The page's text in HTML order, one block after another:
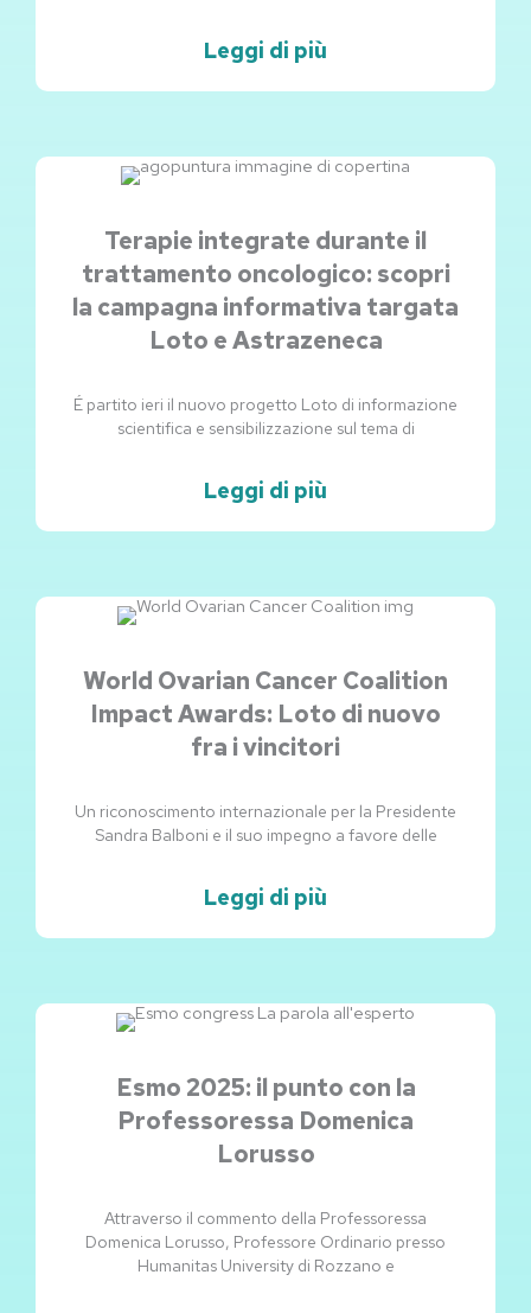
Leggi di più
Terapie integrate durante il
trattamento oncologico: scopri
la campagna informativa targata
Loto e Astrazeneca
É partito ieri il nuovo progetto Loto di informazione
scientifica e sensibilizzazione sul tema di
Leggi di più
World Ovarian Cancer Coalition
Impact Awards: Loto di nuovo
fra i vincitori
Un riconoscimento internazionale per la Presidente
Sandra Balboni e il suo impegno a favore delle
Leggi di più
Esmo 2025: il punto con la
Professoressa Domenica
Lorusso
Attraverso il commento della Professoressa
Domenica Lorusso, Professore Ordinario presso
Humanitas University di Rozzano e